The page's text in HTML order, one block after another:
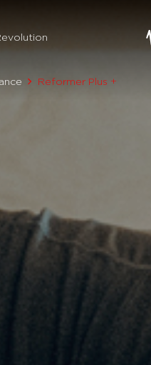
Reformer Plus +